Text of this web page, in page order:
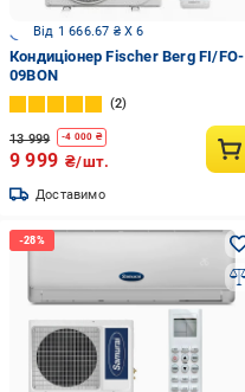
Від 1 666.67 ₴ X 6
Кондиціонер Fischer Berg FI/FO-
09BON
2
13 999 -4 000 ₴
9 999 ₴/шт.
Доставимо